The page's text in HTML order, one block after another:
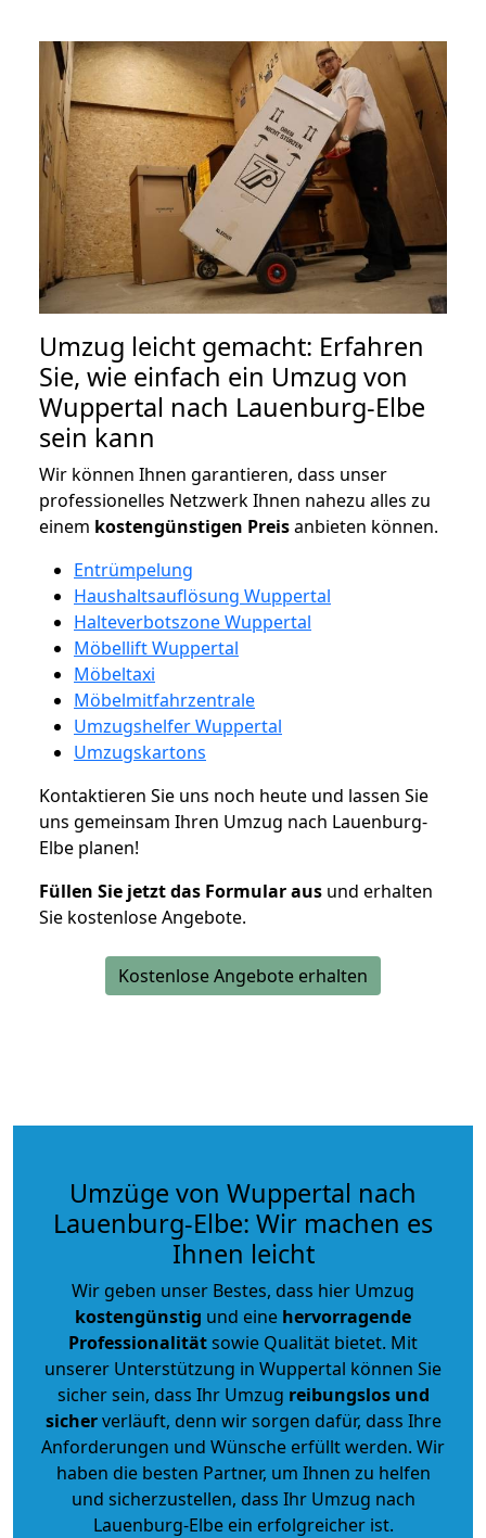
Umzug leicht gemacht: Erfahren
Sie, wie einfach ein Umzug von
Wuppertal nach Lauenburg-Elbe
sein kann
Wir können Ihnen garantieren, dass unser
professionelles Netzwerk Ihnen nahezu alles zu
einem kostengünstigen Preisanbieten können.
Entrümpelung
Haushaltsauflösung Wuppertal
Halteverbotszone Wuppertal
Möbellift Wuppertal
Möbeltaxi
Möbelmitfahrzentrale
Umzugshelfer Wuppertal
Umzugskartons
Kontaktieren Sie uns noch heute und lassen Sie
uns gemeinsam Ihren Umzug nach Lauenburg-
Elbe planen!
Füllen Sie jetzt das Formular aus und erhalten
Sie kostenlose Angebote.
Kostenlose Angebote erhalten
Umzüge von Wuppertal nach
Lauenburg-Elbe: Wir machen es
Ihnen leicht
Wir geben unser Bestes, dass hier Umzug
kostengünstig und eine hervorragende
Professionalitätsowie Qualität bietet. Mit
unserer Unterstützung in Wuppertal können Sie
sicher sein, dass Ihr Umzug reibungslos und
sicherverläuft, denn wir sorgen dafür, dass Ihre
Anforderungen und Wünsche erfüllt werden. Wir
haben die besten Partner, um Ihnen zu helfen
und sicherzustellen, dass Ihr Umzug nach
Lauenburg-Elbe ein erfolgreicher ist.